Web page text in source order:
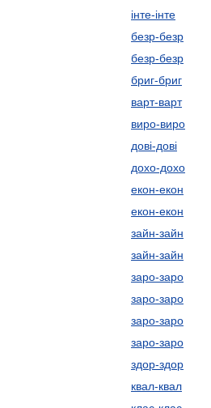
інте-інте
безр-безр
безр-безр
бриг-бриг
варт-варт
виро-виро
дові-дові
дохо-дохо
екон-екон
екон-екон
зайн-зайн
зайн-зайн
заро-заро
заро-заро
заро-заро
заро-заро
здор-здор
квал-квал